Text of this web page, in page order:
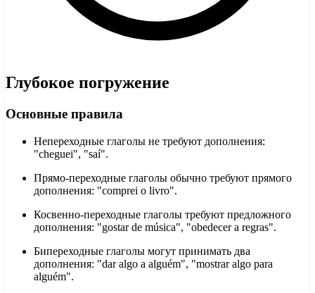
Глубокое погружение
Основные правила
Непереходные глаголы не требуют дополнения:
"cheguei", "saí".
Прямо-переходные глаголы обычно требуют прямого
дополнения: "comprei o livro".
Косвенно-переходные глаголы требуют предложного
дополнения: "gostar de música", "obedecer a regras".
Бипереходные глаголы могут принимать два
дополнения: "dar algo a alguém", "mostrar algo para
alguém".